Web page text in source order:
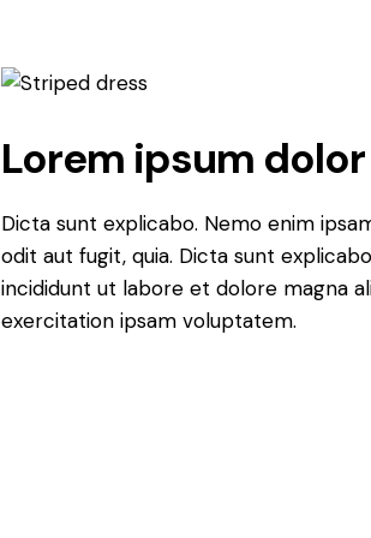
Lorem ipsum dolor
Dicta sunt explicabo. Nemo enim
odit aut fugit, quia. Dicta sunt
incididunt ut labore et dolore magna
exercitation ipsam voluptatem.